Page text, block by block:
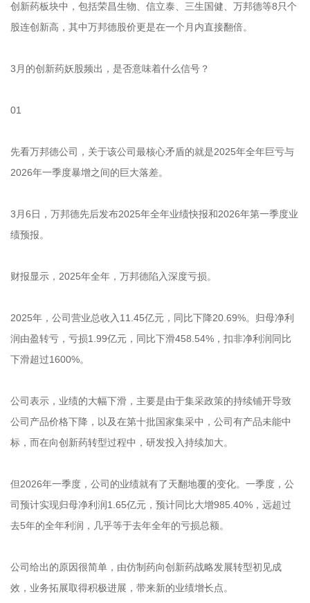
创新药板块中，包括荣昌生物、信立泰、三生国健、万邦德等8只个
股连创新高，其中万邦德股价更是在一个月内直接翻倍。
3月的创新药妖股频出，是否意味着什么信号？
01
先看万邦德公司，关于该公司最核心矛盾的就是2025年全年巨亏与
2026年一季度暴增之间的巨大落差。
3月6日，万邦德先后发布2025年全年业绩快报和2026年第一季度业
绩预报。
财报显示，2025年全年，万邦德陷入深度亏损。
2025年，公司营业总收入11.45亿元，同比下降20.69%。归母净利
润由盈转亏，亏损1.99亿元，同比下滑458.54%，扣非净利润同比
下滑超过1600%。
公司表示，业绩的大幅下滑，主要是由于集采政策的持续铺开导致
公司产品价格下降，以及在第十批国家集采中，公司有产品未能中
标，而在向创新药转型过程中，研发投入持续加大。
但2026年一季度，公司的业绩就有了天翻地覆的变化。一季度，公
司预计实现归母净利润1.65亿元，预计同比大增985.40%，远超过
去5年的全年利润，几乎等于去年全年的亏损总额。
公司给出的原因很简单，由仿制药向创新药战略发展转型初见成
效，业务拓展取得积极进展，带来新的业绩增长点。